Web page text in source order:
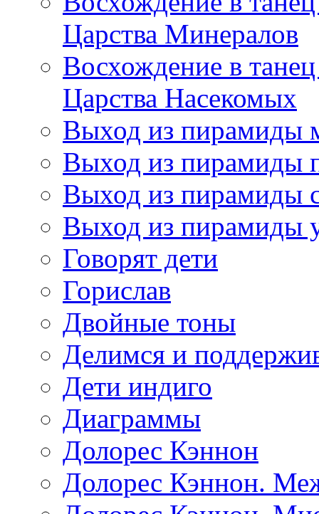
Царства Минералов
Восхождение в
Царства Насекомых
Выход из пирамиды
Выход из пирамиды
Выход из пирамиды
Выход из пирамиды
Говорят дети
Горислав
Двойные тоны
Делимся и
Дети индиго
Диаграммы
Долорес Кэннон
Долорес Кэннон.